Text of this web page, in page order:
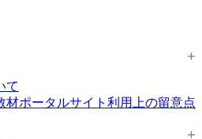
て
材ポータルサイト利用上の留意点